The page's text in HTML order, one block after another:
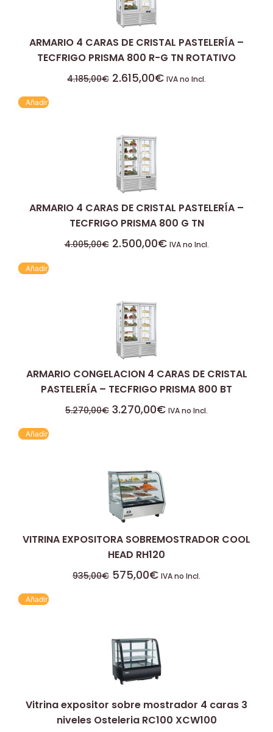
ARMARIO 4 CARAS DE CRISTAL PASTELERÍA –
TECFRIGO PRISMA 800 R-G TN ROTATIVO
4.185,00€ 2.615,00€ IVA no Incl.
Añadir
ARMARIO 4 CARAS DE CRISTAL PASTELERÍA –
TECFRIGO PRISMA 800 G TN
4.005,00€ 2.500,00€ IVA no Incl.
Añadir
ARMARIO CONGELACION 4 CARAS DE CRISTAL
PASTELERÍA – TECFRIGO PRISMA 800 BT
5.270,00€ 3.270,00€ IVA no Incl.
Añadir
VITRINA EXPOSITORA SOBREMOSTRADOR COOL
HEAD RH120
935,00€ 575,00€ IVA no Incl.
Añadir
Vitrina expositor sobre mostrador 4 caras 3
niveles Osteleria RC100 XCW100